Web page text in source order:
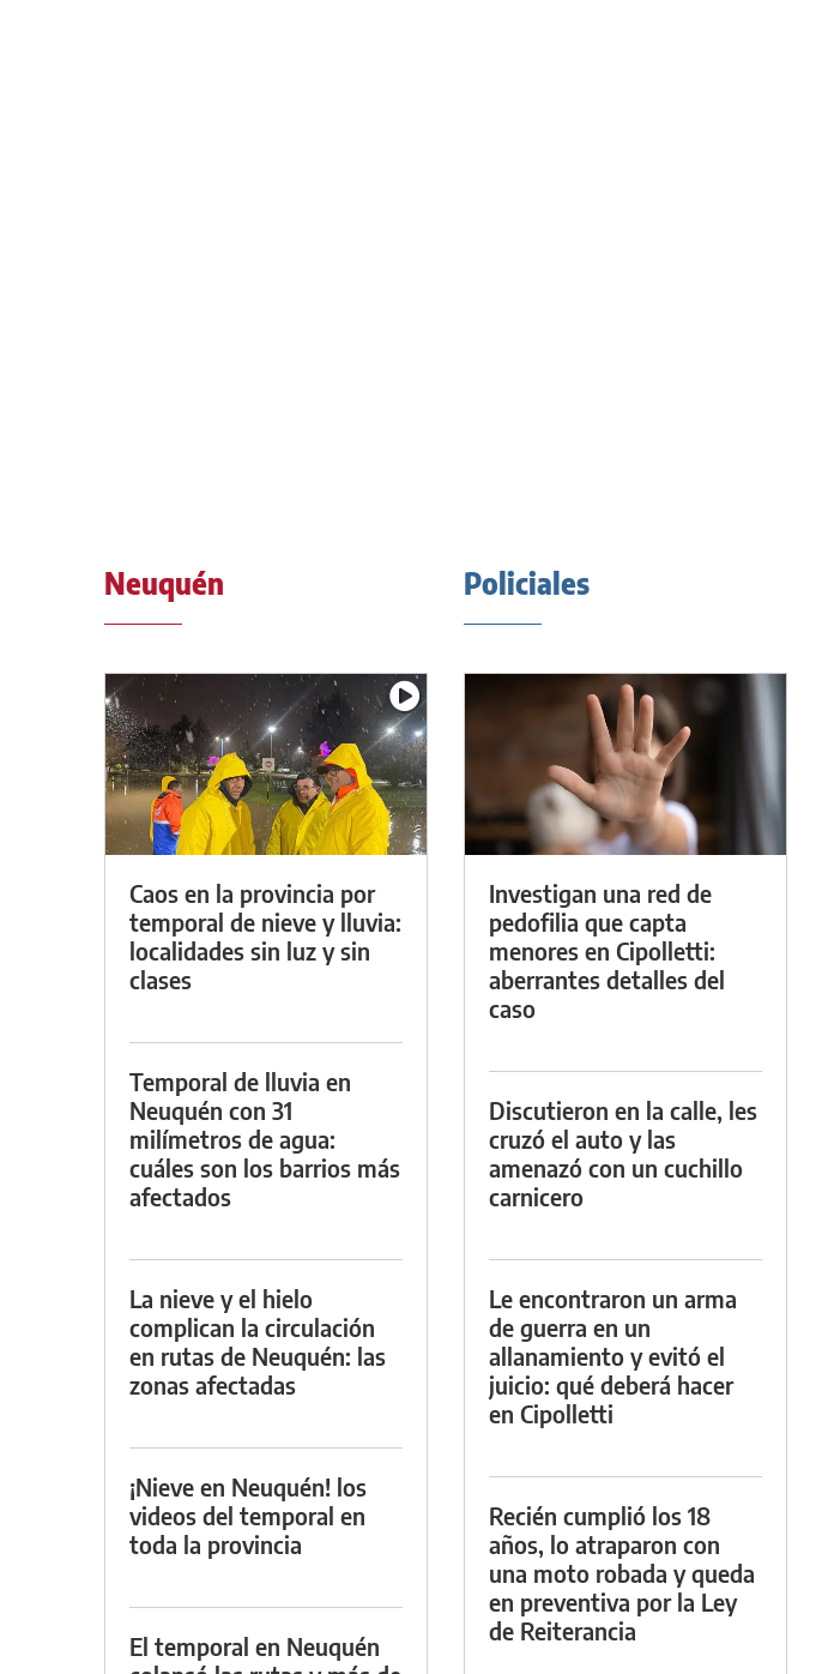
Neuquén
Caos en la provincia por
temporal de nieve y lluvia:
localidades sin luz y sin
clases
Temporal de lluvia en
Neuquén con 31
milímetros de agua:
cuáles son los barrios más
afectados
La nieve y el hielo
complican la circulación
en rutas de Neuquén: las
zonas afectadas
¡Nieve en Neuquén! los
videos del temporal en
toda la provincia
El temporal en Neuquén
Policiales
Investigan una red de
pedofilia que capta
menores en Cipolletti:
aberrantes detalles del
caso
Discutieron en la calle, les
cruzó el auto y las
amenazó con un cuchillo
carnicero
Le encontraron un arma
de guerra en un
allanamiento y evitó el
juicio: qué deberá hacer
en Cipolletti
Recién cumplió los 18
años, lo atraparon con
una moto robada y queda
en preventiva por la Ley
de Reiterancia